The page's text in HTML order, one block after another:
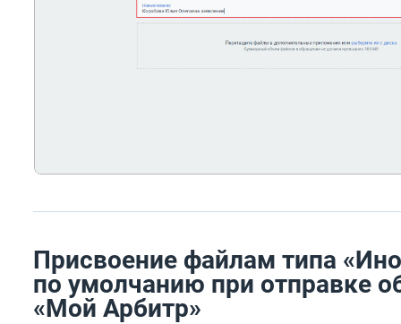
Присвоение файлам типа
по умолчанию при отправке
«Мой Арбитр»